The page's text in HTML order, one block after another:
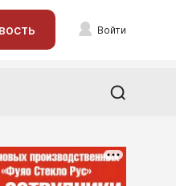
Войти